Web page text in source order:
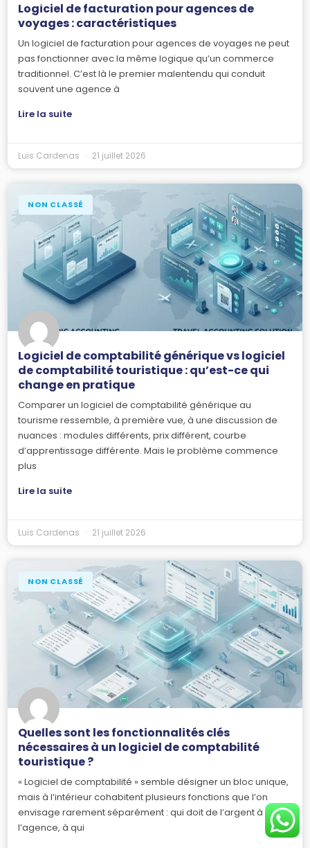
Logiciel de facturation pour agences de
voyages : caractéristiques
Un logiciel de facturation pour agences de voyages ne peut
pas fonctionner avec la même logique qu’un commerce
traditionnel. C’est là le premier malentendu qui conduit
souvent une agence à
Lire la suite
Luis Cardenas 21 juillet 2026
NON CLASSÉ
Logiciel de comptabilité générique vs logiciel
de comptabilité touristique : qu’est-ce qui
change en pratique
Comparer un logiciel de comptabilité générique au
tourisme ressemble, à première vue, à une discussion de
nuances : modules différents, prix différent, courbe
d’apprentissage différente. Mais le problème commence
plus
Lire la suite
Luis Cardenas 21 juillet 2026
NON CLASSÉ
Quelles sont les fonctionnalités clés
nécessaires à un logiciel de comptabilité
touristique ?
« Logiciel de comptabilité » semble désigner un bloc unique,
mais à l’intérieur cohabitent plusieurs fonctions que l’on
envisage rarement séparément : qui doit de l’argent à
l’agence, à qui